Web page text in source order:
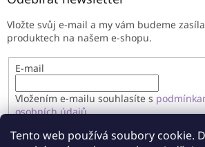
Tento web používá soubory cookie.
Vložte svůj e-mail a my vám budeme
produktech na našem e-shopu.
E-mail
Vložením e-mailu souhlasíte s
osobních údajů
PŘIHLÁSIT SE